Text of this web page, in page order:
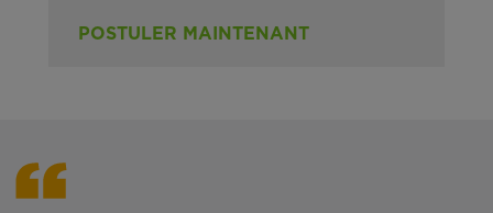
POSTULER MAINTENANT